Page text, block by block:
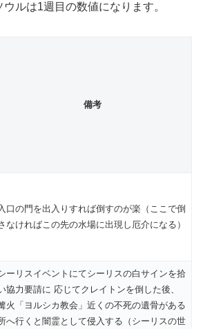
ルは1週目の数値になります。
備考
入口の門を出入りすれば倒すのが楽（ここで倒
なければこの先の水場に出現し厄介になる）
ーリスイベントにてシーリスの白サインを拾
協力要請に 応じてクレイトンを倒した後、
火「ヨルシカ教会」近くの不死の遺骨がある
へ行くと闇霊として侵入する（シーリスの世